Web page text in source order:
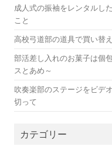
成人式の振袖をレンタルし
こと
高校弓道部の道具で買い替
部活差し入れのお菓子は個
スとあめ～
吹奏楽部のステージをビデ
切って
カテゴリー